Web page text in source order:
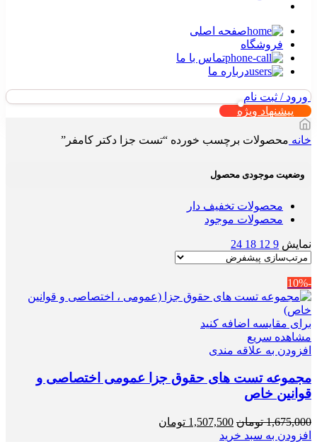
صفحه اصلی
فروشگاه
تماس با ما
درباره ما
ورود / ثبت نام
پیشنهاد ویژه
خانه محصولات برچسب خورده “تست جزا دکتر کامفر”
وضعیت موجودی محصول
محصولات تخفیف دار
محصولات موجود
نمایش 9
12
18
24
-10%
برای مقایسه اضافه کنید
مشاهده سریع
افزودن به علاقه مندی
مجموعه تست های حقوق جزا عمومی اختصاصی و
قوانین خاص
1,675,000 تومان قیمت
اصلی
1,507,500 تومان
افزودن به سبد خرید